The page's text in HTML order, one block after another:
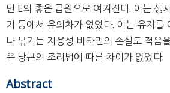
민 E의 좋은 급원으로 여겨진다. 이는 생
기 등에서 유의차가 없었다. 이는 유지를
나 볶기는 지용성 비타민의 손실도 적음
은 당근의 조리법에 따른 차이가 없었다.
Abstract